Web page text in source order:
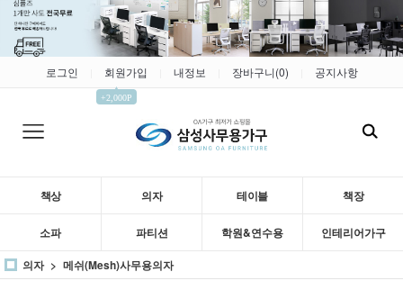
로그인 회원가입
▲
+2,000P
내정보 장바구니(0) 공지사항
책상 의자 테이블 책장
소파 파티션 학원&연수용
인테리어가구
의자
메쉬(Mesh)사무용의자